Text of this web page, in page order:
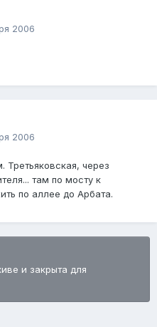
2006
2006
через
там по мосту к
по аллее до Арбата.
и закрыта для